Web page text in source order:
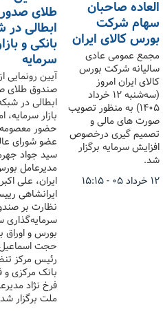
العاده صاحبان
سهام شرکت
بورس کالای ایران
مجمع عمومی عادی
سالیانه شرکت بورس
کالای ایران امروز
(سه‌شنبه ۱۲ خرداد
۱۴۰۵) به منظور تصویب
صورت های مالی و
تصمیم گیری درخصوص
افزایش سرمایه برگزار
شد.
۱۲ خرداد ۰۵ - ۱۵:۱۵
طلای
ابطالی در
بانکی و
سرمایه
آیین رونمایی
صندوق طلای
ابطالی در
بازار سرمایه،
حضور معصومه
عضو شورای
سید جواد
مدیرعامل
ایران، علی اکبر
ایرانشاهی
نظارت بر
سرمایه‌گذاری
بورس و اوراق
حجت
رئیس مرکز
بانک مرکزی و
فرخ نژاد
ملت برگزار